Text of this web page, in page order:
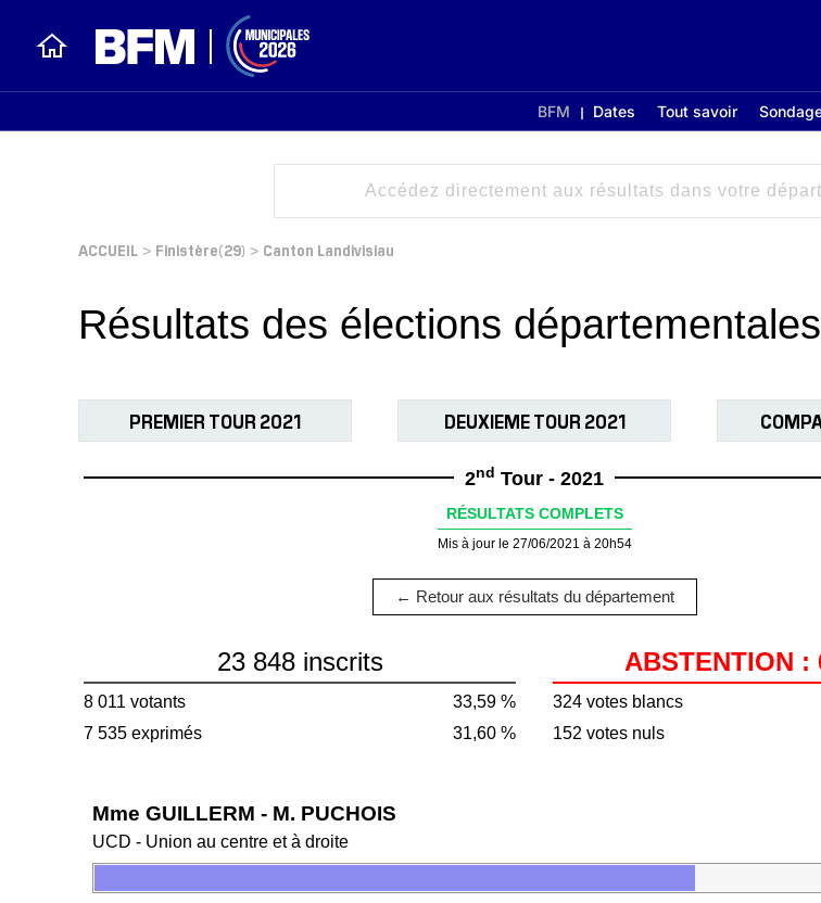
BFM Dates Tout savoir
ACCUEIL > Finistère(29) > Canton Landivisiau
Résultats des élections
PREMIER TOUR 2021 DEUXIEME TOUR 2021
2nd Tour - 2021
RÉSULTATS COMPLETS
Mis à jour le 27/06/2021 à 20h54
← Retour aux résultats du département
23 848 inscrits
8 011 votants
33,59 %
7 535 exprimés
31,60 %
ABSTENTION :
324 votes blancs
152 votes nuls
Mme GUILLERM - M. PUCHOIS
UCD - Union au centre et à droite